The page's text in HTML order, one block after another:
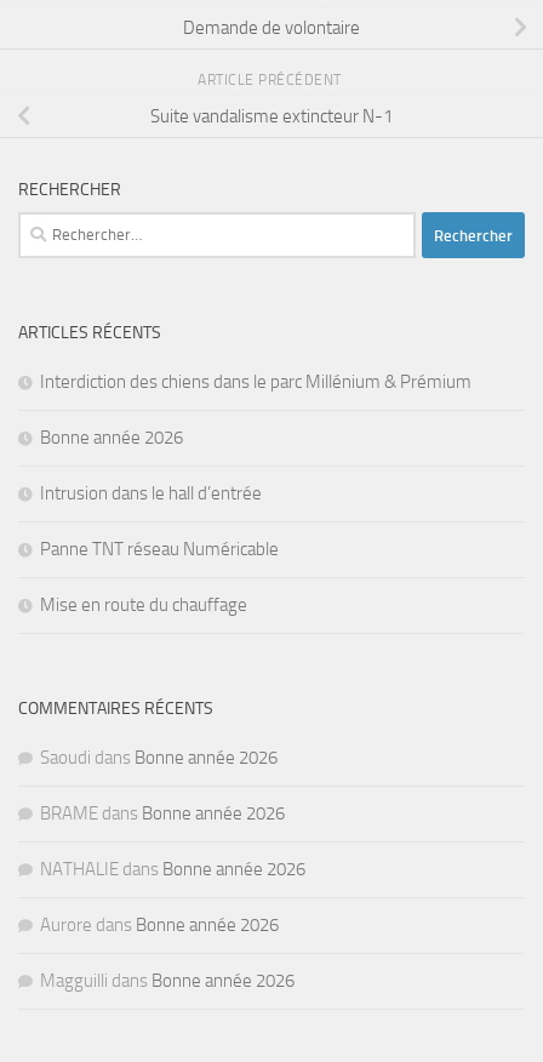
Demande de volontaire
ARTICLE PRÉCÉDENT
Suite vandalisme extincteur N-1
RECHERCHER
Rechercher :
ARTICLES RÉCENTS
Interdiction des chiens dans le parc Millénium & Prémium
Bonne année 2026
Intrusion dans le hall d’entrée
Panne TNT réseau Numéricable
Mise en route du chauffage
COMMENTAIRES RÉCENTS
Saoudi dans Bonne année 2026
BRAME dans Bonne année 2026
NATHALIE dans Bonne année 2026
Aurore dans Bonne année 2026
Magguilli dans Bonne année 2026